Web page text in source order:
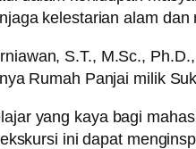
kelestarian alam
S.T., M.Sc.,
Rumah Panjai milik
yang kaya bagi
ini dapat